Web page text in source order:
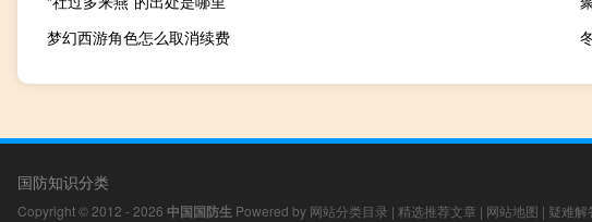
梦幻西游角色怎么取消续费
国防知识分类
Copyright © 2012 - 2026 中国国防生 Powered by 网站分类目录 | 精选推荐文章 | 网站地图 | 疑难解